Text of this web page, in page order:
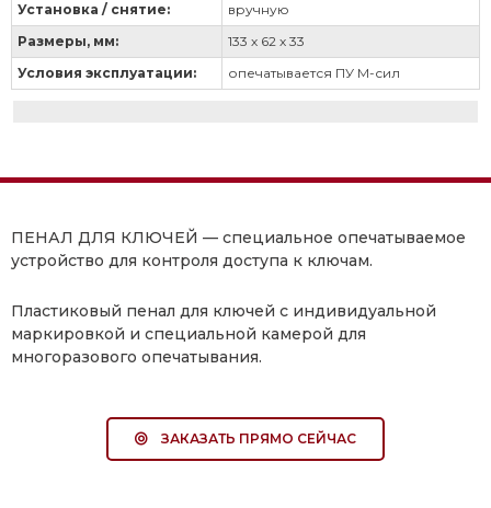
Установка / снятие:
вручную
Размеры, мм:
133 х 62 х 33
Условия эксплуатации:
опечатывается ПУ М-сил
ПЕНАЛ ДЛЯ КЛЮЧЕЙ — cпециальное опечатываемое
устройство для контроля доступа к ключам.
Пластиковый пенал для ключей с индивидуальной
маркировкой и специальной камерой для
многоразового опечатывания.
ЗАКАЗАТЬ ПРЯМО СЕЙЧАС